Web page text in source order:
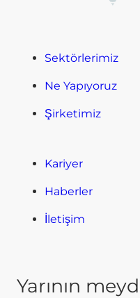
Sektörlerimiz
Ne Yapıyoruz
Şirketimiz
Kariyer
Haberler
İletişim
Yarının